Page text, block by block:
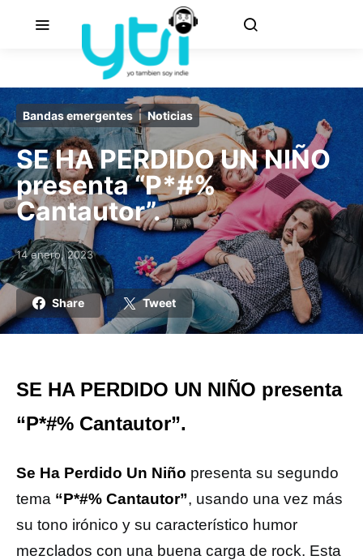
Bandas emergentes Noticias
SE HA PERDIDO UN NIÑO
presenta “P*#%
Cantautor”.
Posted on
14 enero, 2023
Share Tweet
SE HA PERDIDO UN NIÑO presenta
“P*#% Cantautor”.
Se Ha Perdido Un Niño presenta su segundo
tema “P*#% Cantautor”, usando una vez más
su tono irónico y su característico humor
mezclados con una buena carga de rock. Esta